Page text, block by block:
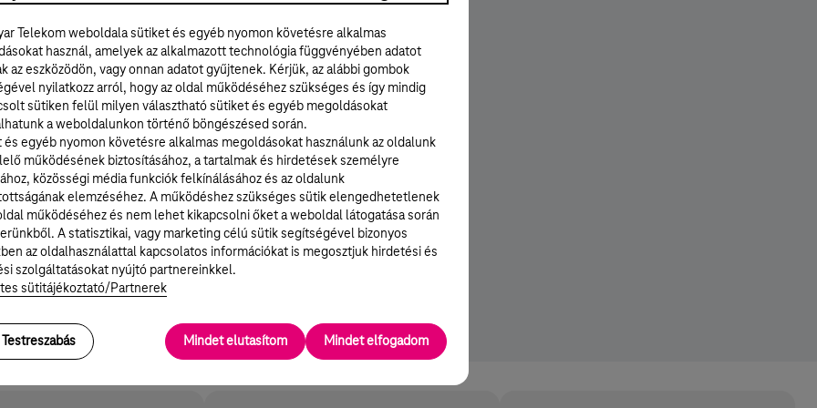
*
mail-címe *
TOVÁBB
Telekom weboldala sütiket és egyéb nyomon követésre alkalmas
használ, amelyek az alkalmazott technológia függvényében adatot
az eszközödön, vagy onnan adatot gyűjtenek. Kérjük, az alábbi gombok
nyilatkozz arról, hogy az oldal működéséhez szükséges és így mindig
sütiken felül milyen választható sütiket és egyéb megoldásokat
a weboldalunkon történő böngészésed során.
és egyéb nyomon követésre alkalmas megoldásokat használunk az oldalunk
működésének biztosításához, a tartalmak és hirdetések személyre
közösségi média funkciók felkínálásához és az oldalunk
elemzéséhez. A működéshez szükséges sütik elengedhetetlenek
működéséhez és nem lehet kikapcsolni őket a weboldal látogatása során
A statisztikai, vagy marketing célú sütik segítségével bizonyos
az oldalhasználattal kapcsolatos információkat is megosztjuk hirdetési és
szolgáltatásokat nyújtó partnereinkkel.
sütitájékoztató/Partnerek
Testreszabás Mindet elutasítom Mindet elfogadom